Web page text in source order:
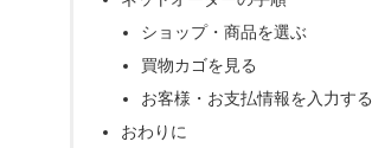
ショップ・商品を選ぶ
買物カゴを見る
お客様・お支払情報を入力する
おわりに